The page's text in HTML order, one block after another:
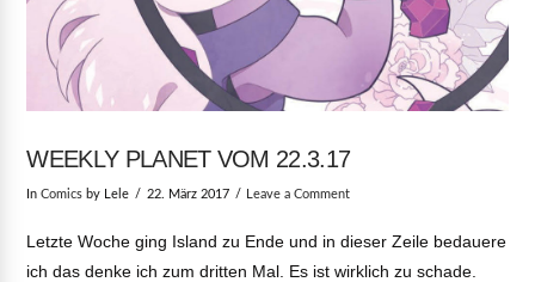
WEEKLY PLANET VOM 22.3.17
InComics by Lele 22. März 2017 Leave a Comment
Letzte Woche ging Island zu Ende und in dieser Zeile bedauere
ich das denke ich zum dritten Mal. Es ist wirklich zu schade.